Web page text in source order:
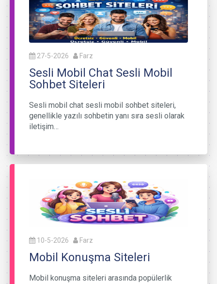
27-5-2026 Farz
Sesli Mobil Chat Sesli Mobil
Sohbet Siteleri
Sesli mobil chat sesli mobil sohbet siteleri,
genellikle yazılı sohbetin yanı sıra sesli olarak
iletişim…
10-5-2026 Farz
Mobil Konuşma Siteleri
Mobil konuşma siteleri arasında popülerlik